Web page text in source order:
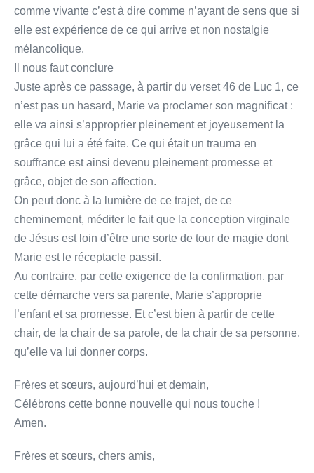
comme vivante c’est à dire comme n’ayant de sens que si
elle est expérience de ce qui arrive et non nostalgie
mélancolique.
Il nous faut conclure
Juste après ce passage, à partir du verset 46 de Luc 1, ce
n’est pas un hasard, Marie va proclamer son magnificat :
elle va ainsi s’approprier pleinement et joyeusement la
grâce qui lui a été faite. Ce qui était un trauma en
souffrance est ainsi devenu pleinement promesse et
grâce, objet de son affection.
On peut donc à la lumière de ce trajet, de ce
cheminement, méditer le fait que la conception virginale
de Jésus est loin d’être une sorte de tour de magie dont
Marie est le réceptacle passif.
Au contraire, par cette exigence de la confirmation, par
cette démarche vers sa parente, Marie s’approprie
l’enfant et sa promesse. Et c’est bien à partir de cette
chair, de la chair de sa parole, de la chair de sa personne,
qu’elle va lui donner corps.
Frères et sœurs, aujourd’hui et demain,
Célébrons cette bonne nouvelle qui nous touche !
Amen.
Frères et sœurs, chers amis,